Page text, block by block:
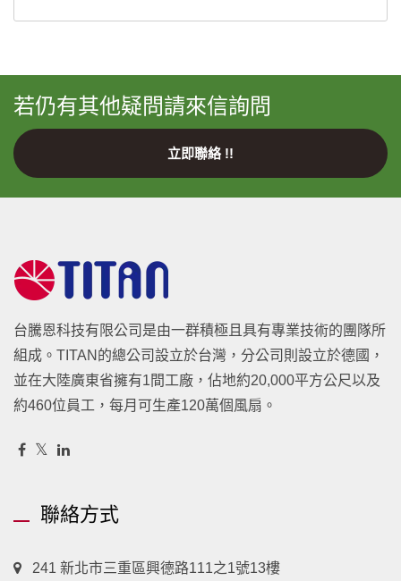
若仍有其他疑問請來信詢問
立即聯絡 !!
台騰恩科技有限公司是由一群積極且具有專業技術的團隊所
組成。TITAN的總公司設立於台灣，分公司則設立於德國，
並在大陸廣東省擁有1間工廠，佔地約20,000平方公尺以及
約460位員工，每月可生產120萬個風扇。
聯絡方式
241 新北市三重區興德路111之1號13樓